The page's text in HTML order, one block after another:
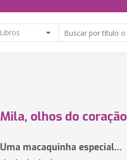
Mila, olhos do coração
Uma macaquinha especial...